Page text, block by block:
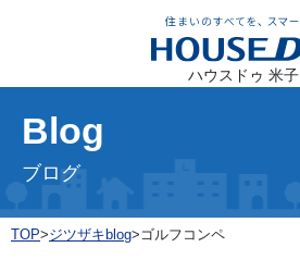
ハウスドゥ 米子
Blog
ブログ
TOP>ジツザキblog>ゴルフコンペ